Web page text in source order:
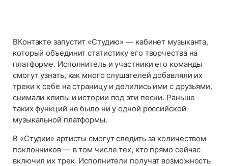
ВКонтакте запустит «Студию» — кабинет музыканта,
который объединит статистику его творчества на
платформе. Исполнитель и участники его команды
смогут узнать, как много слушателей добавляли их
треки к себе на страницу и делились ими с друзьями,
снимали клипы и истории под эти песни. Раньше
таких функций не было ни у одной российской
музыкальной платформы.
В «Студии» артисты смогут следить за количеством
поклонников — в том числе тех, кто прямо сейчас
включил их трек. Исполнители получат возможность